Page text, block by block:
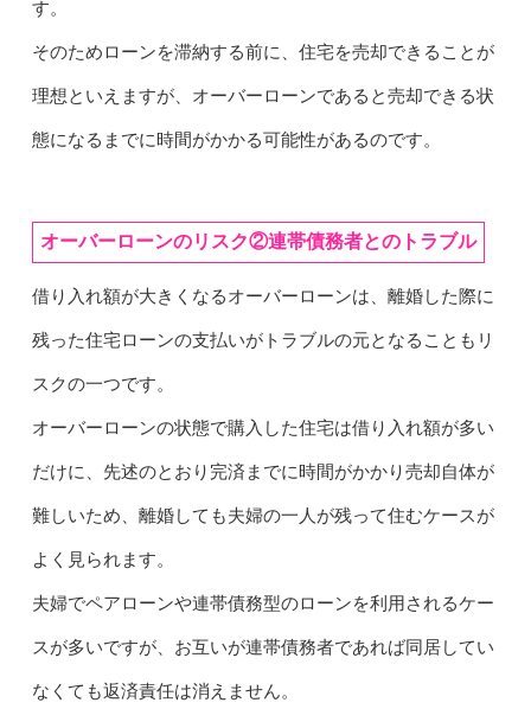
す。
そのためローンを滞納する前に、住宅を売却できることが
理想といえますが、オーバーローンであると売却できる状
態になるまでに時間がかかる可能性があるのです。
オーバーローンのリスク②連帯債務者とのトラブル
借り入れ額が大きくなるオーバーローンは、離婚した際に
残った住宅ローンの支払いがトラブルの元となることもリ
スクの一つです。
オーバーローンの状態で購入した住宅は借り入れ額が多い
だけに、先述のとおり完済までに時間がかかり売却自体が
難しいため、離婚しても夫婦の一人が残って住むケースが
よく見られます。
夫婦でペアローンや連帯債務型のローンを利用されるケー
スが多いですが、お互いが連帯債務者であれば同居してい
なくても返済責任は消えません。